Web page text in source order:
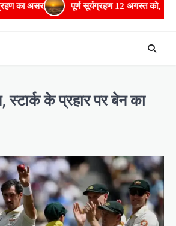
पूर्ण सूर्यग्रहण 12 अगस्त को, यूरोप से भारत तक
स्टार्क के प्रहार पर बेन का